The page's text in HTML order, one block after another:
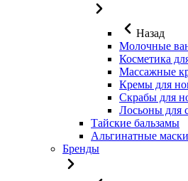
Назад
Молочные
Косметика
Массажные
Кремы для
Скрабы для
Лосьоны для
Тайские бальзамы
Альгинатные маски
Бренды